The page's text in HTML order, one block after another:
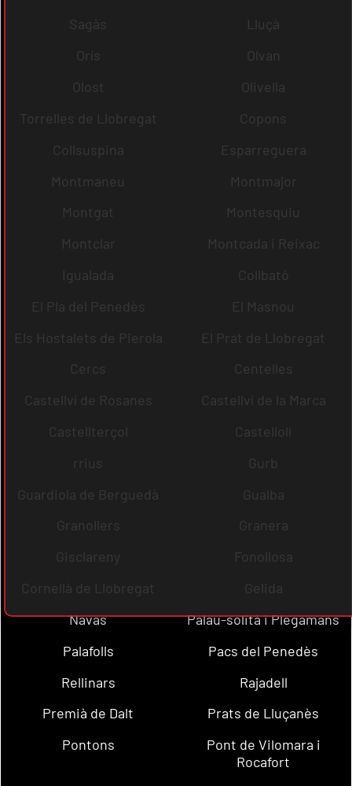
Sagàs
Lluçà
Orís
Olvan
Olost
Olivella
Torrelles de Llobregat
Copons
Collsuspina
Esparreguera
Montmaneu
Montmajor
Montgat
Montesquiu
Montclar
Montcada i Reixac
Igualada
Collbató
El Pla del Penedès
El Masnou
Els Hostalets de Pierola
El Prat de Llobregat
Cercs
Centelles
Castellví de Rosanes
Castellví de la Marca
Castellterçol
Castellolí
rrius
Gurb
Guardiola de Berguedà
Gualba
Granollers
Granera
Gisclareny
Fonollosa
Cornellà de Llobregat
Gelida
Navas
Palau-solità i Plegamans
Palafolls
Pacs del Penedès
Rellinars
Rajadell
Premià de Dalt
Prats de Lluçanès
Pontons
Pont de Vilomara i
Rocafort